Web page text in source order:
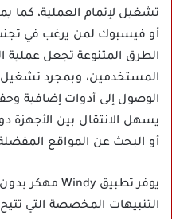
تشغيل لإتمام العملية،
أو فيسبوك لمن يرغب في
الطرق المتنوعة تجعل
المستخدمين، وبمجرد
الوصول إلى أدوات إضافية
يسهل الانتقال بين الأجهزة
أو البحث عن المواقع
التنبيهات المخصصة التي